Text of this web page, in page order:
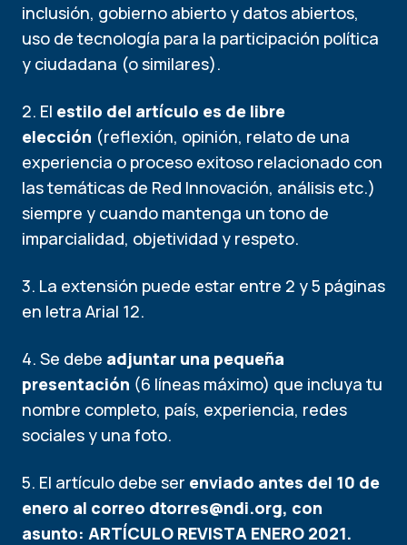
inclusión, gobierno abierto y datos abiertos,
uso de tecnología para la participación política
y ciudadana (o similares).
2. El estilo del artículo es de libre
elección (reflexión, opinión, relato de una
experiencia o proceso exitoso relacionado con
las temáticas de Red Innovación, análisis etc.)
siempre y cuando mantenga un tono de
imparcialidad, objetividad y respeto.
3. La extensión puede estar entre 2 y 5 páginas
en letra Arial 12.
4. Se debe adjuntar una pequeña
presentación (6 líneas máximo) que incluya tu
nombre completo, país, experiencia, redes
sociales y una foto.
5. El artículo debe ser enviado antes del 10 de
enero al correo dtorres@ndi.org, con
asunto: ARTÍCULO REVISTA ENERO 2021.